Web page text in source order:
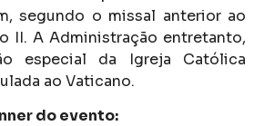
segundo o missal anterior ao
II. A Administração entretanto,
especial da Igreja Católica
ao Vaticano.
do evento: